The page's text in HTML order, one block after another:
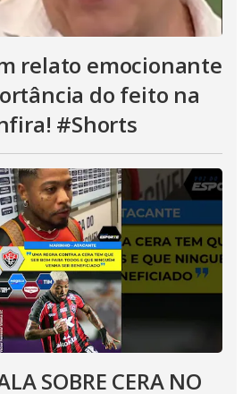
relato emocionante
do feito na
#Shorts
SOBRE CERA NO